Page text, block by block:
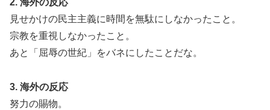
2. 海外の反応
見せかけの民主主義に時間を無駄にしなかったこと。
宗教を重視しなかったこと。
あと「屈辱の世紀」をバネにしたことだな。
3. 海外の反応
努力の賜物。